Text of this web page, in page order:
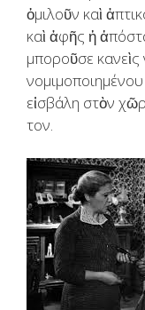
ὁμιλοῦν καὶ
καὶ ἁφῆς ἡ
μποροῦσε κανεὶς
εἰσβάλη στὸν
τον.